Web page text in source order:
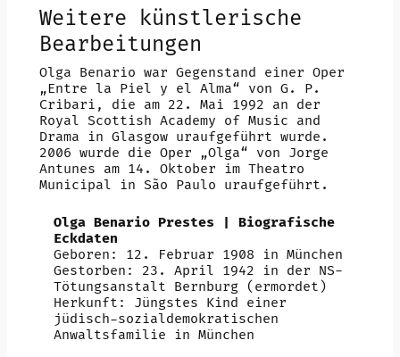
Weitere künstlerische
Bearbeitungen
Olga Benario war Gegenstand einer Oper
„Entre la Piel y el Alma“ von G. P.
Cribari, die am 22. Mai 1992 an der
Royal Scottish Academy of Music and
Drama in Glasgow uraufgeführt wurde.
2006 wurde die Oper „Olga“ von Jorge
Antunes am 14. Oktober im Theatro
Municipal in São Paulo uraufgeführt.
Olga Benario Prestes | Biografische
Eckdaten
Geboren: 12. Februar 1908 in München
Gestorben: 23. April 1942 in der NS-
Tötungsanstalt Bernburg (ermordet)
Herkunft: Jüngstes Kind einer
jüdisch-sozialdemokratischen
Anwaltsfamilie in München